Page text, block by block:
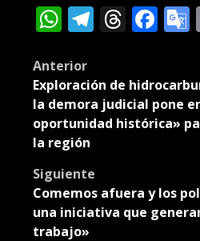
WhatsApp
Post
navigation
Anterior
Exploración de
la demora judicial pone
oportunidad histórica»
la región
Siguiente
Comemos afuera y los
una iniciativa que
trabajo»